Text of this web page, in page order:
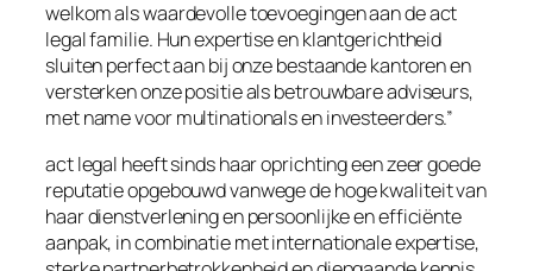
welkom als waardevolle toevoegingen aan de act
legal familie. Hun expertise en klantgerichtheid
sluiten perfect aan bij onze bestaande kantoren en
versterken onze positie als betrouwbare adviseurs,
met name voor multinationals en investeerders.”
act legal heeft sinds haar oprichting een zeer goede
reputatie opgebouwd vanwege de hoge kwaliteit van
haar dienstverlening en persoonlijke en efficiënte
aanpak, in combinatie met internationale expertise,